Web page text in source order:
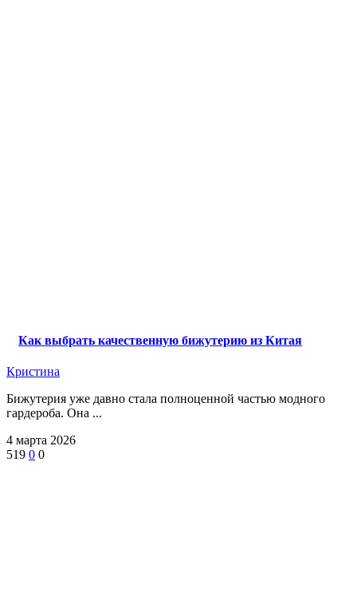
Как выбрать качественную бижутерию из Китая
Кристина
Бижутерия уже давно стала полноценной частью модного
гардероба. Она ...
4 марта 2026
519 0 0